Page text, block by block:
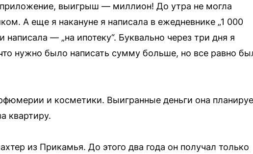
выигрыш — миллион! До утра не могла
А еще я накануне я написала в ежедневнике „1 000
написала — „на ипотеку“. Буквально через три дня я
нужно было написать сумму больше, но все равно
и косметики. Выигранные деньги она
квартиру.
из Прикамья. До этого два года он получал только